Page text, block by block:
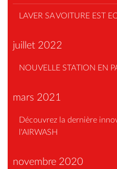
LAVER SA VOITURE EST
juillet 2022
NOUVELLE STATION EN
mars 2021
Découvrez la dernière
l'AIRWASH
novembre 2020